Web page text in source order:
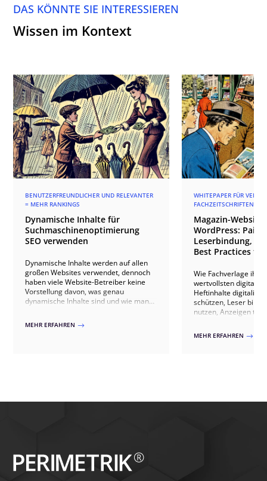
DAS KÖNNTE SIE INTERESSIEREN
Wissen im Kontext
BENUTZERFREUNDLICHER UND RELEVANTER
= MEHR RANKINGS
Dynamische Inhalte für
Suchmaschinenoptimierung
SEO verwenden
Dynamische Inhalte werden auf allen
großen Websites verwendet, dennoch
haben viele Website-Betreiber keine
Vorstellung davon, was genau
dynamische Inhalte sind und wie man
dynamische Inhalte lassen sich
MEHR ERFAHREN $
WHITEPAPER FÜR
FACHZEITSCHRIFTEN
Magazin-
WordPress: Paid
Leserbindung,
Best Practices für
Wie Fachverlage ihre
wertvollsten digitalen
Heftinhalte
schützen, Leser
nutzen, Anzeigen
20+ Verlagsprojekten.
MEHR ERFAHREN $